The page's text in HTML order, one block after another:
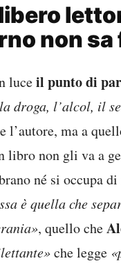
non sa
luceil punto di
droga, l’alcol, il
ma a
libro non gli va a
né si occupa
è quella che
, quello che
che legge